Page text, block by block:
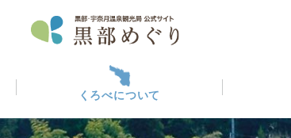
くろべについて